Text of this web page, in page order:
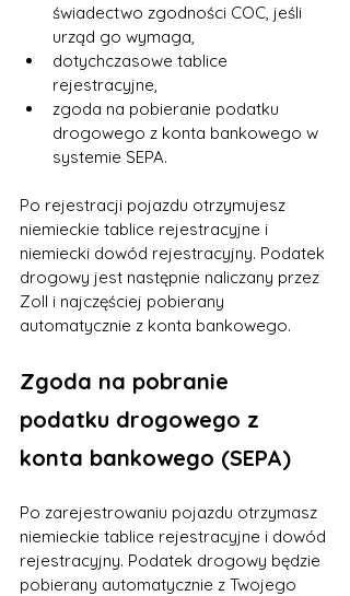
świadectwo zgodności COC, jeśli
urząd go wymaga,
dotychczasowe tablice
rejestracyjne,
zgoda na pobieranie podatku
drogowego z konta bankowego w
systemie SEPA.
Po rejestracji pojazdu otrzymujesz
niemieckie tablice rejestracyjne i
niemiecki dowód rejestracyjny. Podatek
drogowy jest następnie naliczany przez
Zoll i najczęściej pobierany
automatycznie z konta bankowego.
Zgoda na pobranie
podatku drogowego z
konta bankowego (SEPA)
Po zarejestrowaniu pojazdu otrzymasz
niemieckie tablice rejestracyjne i dowód
rejestracyjny. Podatek drogowy będzie
pobierany automatycznie z Twojego